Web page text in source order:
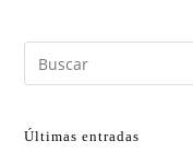
Últimas entradas